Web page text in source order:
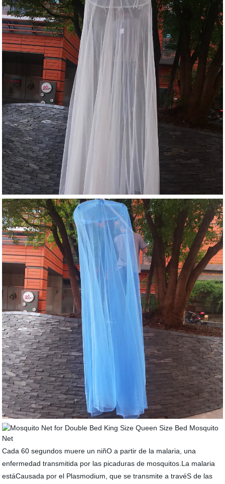
Cada 60 segundos muere un niñO a partir de la malaria, una
enfermedad transmitida por las picaduras de mosquitos.La malaria
estáCausada por el Plasmodium, que se transmite a travéS de las